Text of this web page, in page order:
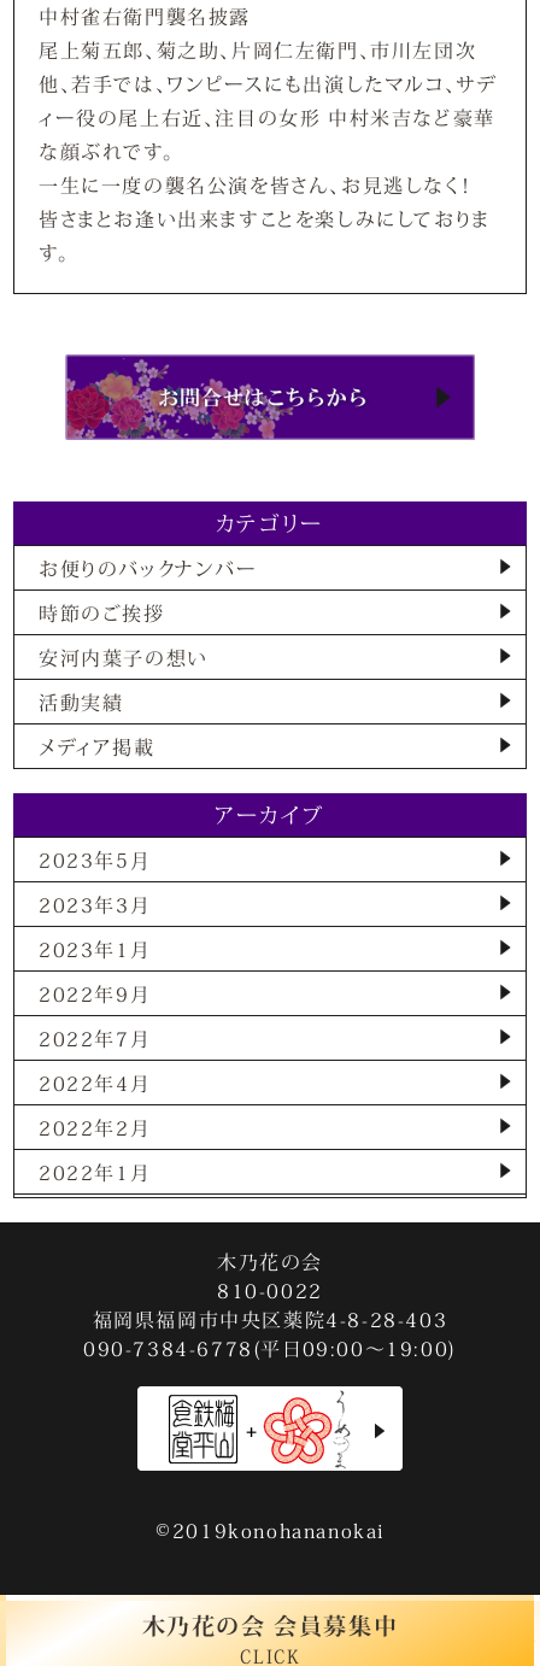
中村雀右衛門襲名披露
尾上菊五郎、菊之助、片岡仁左衛門、市川左団次
他、若手では、ワンピースにも出演したマルコ、サデ
ィー役の尾上右近、注目の女形 中村米吉など豪華
な顔ぶれです。
一生に一度の襲名公演を皆さん、お見逃しなく！
皆さまとお逢い出来ますことを楽しみにしておりま
す。
カテゴリー
お便りのバックナンバー
時節のご挨拶
安河内葉子の想い
活動実績
メディア掲載
アーカイブ
2023年5月
2023年3月
2023年1月
2022年9月
2022年7月
2022年4月
2022年2月
2022年1月
2021年12月
2021年10月
2021年9月
2021年8月
2020年12月
2020年9月
木乃花の会
810-0022
福岡県福岡市中央区薬院4-8-28-403
090-7384-6778(平日09:00～19:00)
©2019konohananokai
木乃花の会 会員募集中
CLICK